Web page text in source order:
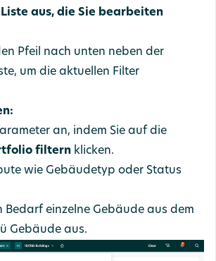
aus, die Sie bearbeiten
Pfeil nach unten neben der
um die aktuellen Filter
an, indem Sie auf die
filtern klicken.
wie Gebäudetyp oder Status
Bedarf einzelne Gebäude aus dem
Gebäude aus.